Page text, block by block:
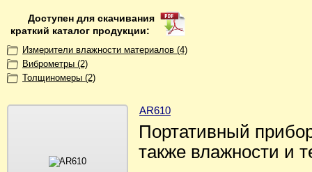
Доступен для скачивания
краткий каталог продукции:
Измерители влажности материалов (4)
Виброметры (2)
Толщиномеры (2)
AR610
Портативный
также влажности и